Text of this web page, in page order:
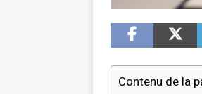
Contenu de la